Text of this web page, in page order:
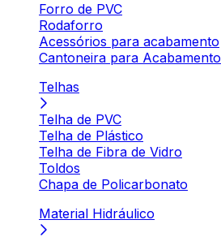
Forro de PVC
Rodaforro
Acessórios para acabamento
Cantoneira para Acabamento
Telhas
Telha de PVC
Telha de Plástico
Telha de Fibra de Vidro
Toldos
Chapa de Policarbonato
Material Hidráulico